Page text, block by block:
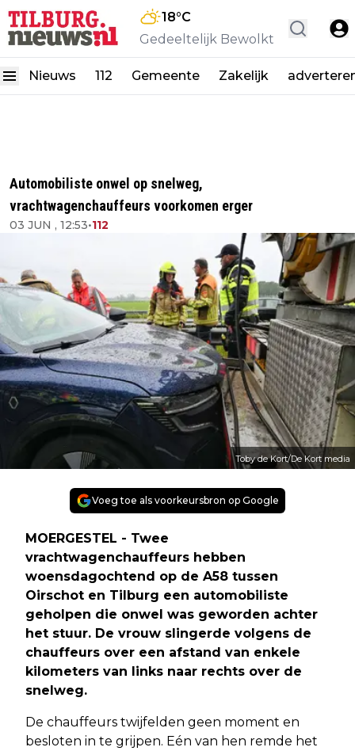
18°C
Gedeeltelijk Bewolkt
Nieuws 112 Gemeente Zakelijk
Automobiliste onwel op snelweg,
vrachtwagenchauffeurs voorkomen erger
03 JUN , 12:53•112
Toby de Kort/De Kort media
Voeg toe als voorkeursbron op Google
MOERGESTEL - Twee
vrachtwagenchauffeurs hebben
woensdagochtend op de A58 tussen
Oirschot en Tilburg een automobiliste
geholpen die onwel was geworden achter
het stuur. De vrouw slingerde volgens de
chauffeurs over een afstand van enkele
kilometers van links naar rechts over de
snelweg.
De chauffeurs twijfelden geen moment en
besloten in te grijpen. Eén van hen remde het